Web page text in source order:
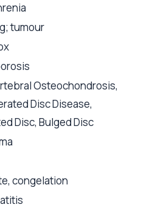
tumour
Osteochondrosis,
Disc Disease,
Disc, Bulged Disc
congelation